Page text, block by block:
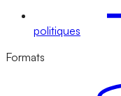
politiques
Formats